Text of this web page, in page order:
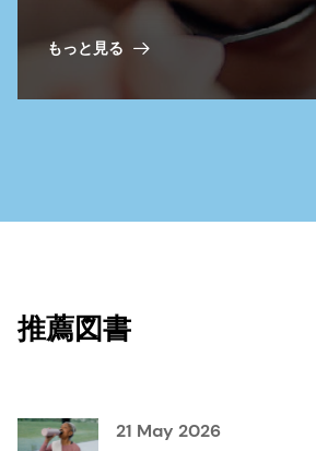
もっと見る
推薦図書
21 May 2026